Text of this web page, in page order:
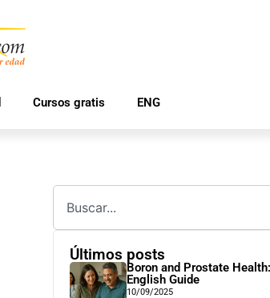
Cursos gratis ENG
Últimos posts
Boron and Prostate
English Guide
10/09/2025